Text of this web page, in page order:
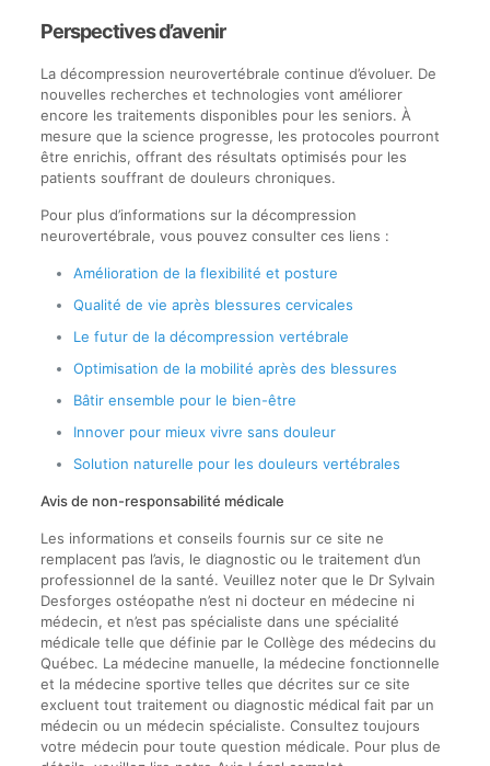
Perspectives d’avenir
La décompression neurovertébrale continue d’évoluer. De
nouvelles recherches et technologies vont améliorer
encore les traitements disponibles pour les seniors. À
mesure que la science progresse, les protocoles pourront
être enrichis, offrant des résultats optimisés pour les
patients souffrant de douleurs chroniques.
Pour plus d’informations sur la décompression
neurovertébrale, vous pouvez consulter ces liens :
Amélioration de la flexibilité et posture
Qualité de vie après blessures cervicales
Le futur de la décompression vertébrale
Optimisation de la mobilité après des blessures
Bâtir ensemble pour le bien-être
Innover pour mieux vivre sans douleur
Solution naturelle pour les douleurs vertébrales
Avis de non-responsabilité médicale
Les informations et conseils fournis sur ce site ne
remplacent pas l’avis, le diagnostic ou le traitement d’un
professionnel de la santé. Veuillez noter que le Dr Sylvain
Desforges ostéopathe n’est ni docteur en médecine ni
médecin, et n’est pas spécialiste dans une spécialité
médicale telle que définie par le Collège des médecins du
Québec. La médecine manuelle, la médecine fonctionnelle
et la médecine sportive telles que décrites sur ce site
excluent tout traitement ou diagnostic médical fait par un
médecin ou un médecin spécialiste. Consultez toujours
votre médecin pour toute question médicale. Pour plus de